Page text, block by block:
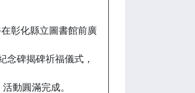
彰化縣立圖書館前廣
念碑揭碑祈福儀式，
動圓滿完成。